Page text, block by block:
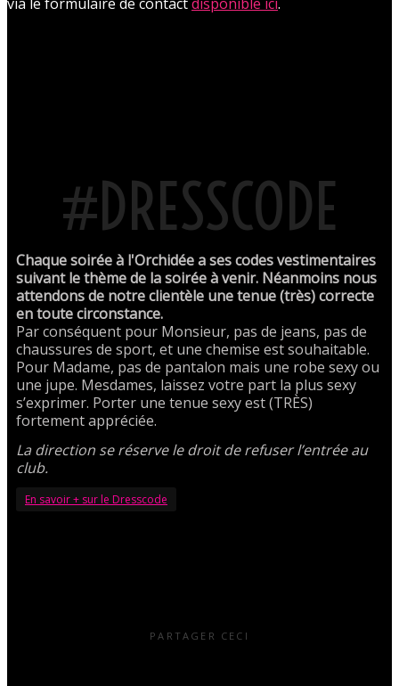
#DRESSCODE
Chaque soirée à l'Orchidée a ses codes vestimentaires
suivant le thème de la soirée à venir. Néanmoins nous
attendons de notre clientèle une tenue (très) correcte
en toute circonstance.
Par conséquent pour Monsieur, pas de jeans, pas de
chaussures de sport, et une chemise est souhaitable.
Pour Madame, pas de pantalon mais une robe sexy ou
une jupe. Mesdames, laissez votre part la plus sexy
s’exprimer. Porter une tenue sexy est (TRÈS)
fortement appréciée.
La direction se réserve le droit de refuser l’entrée au
club.
En savoir + sur le Dresscode
PARTAGER CECI